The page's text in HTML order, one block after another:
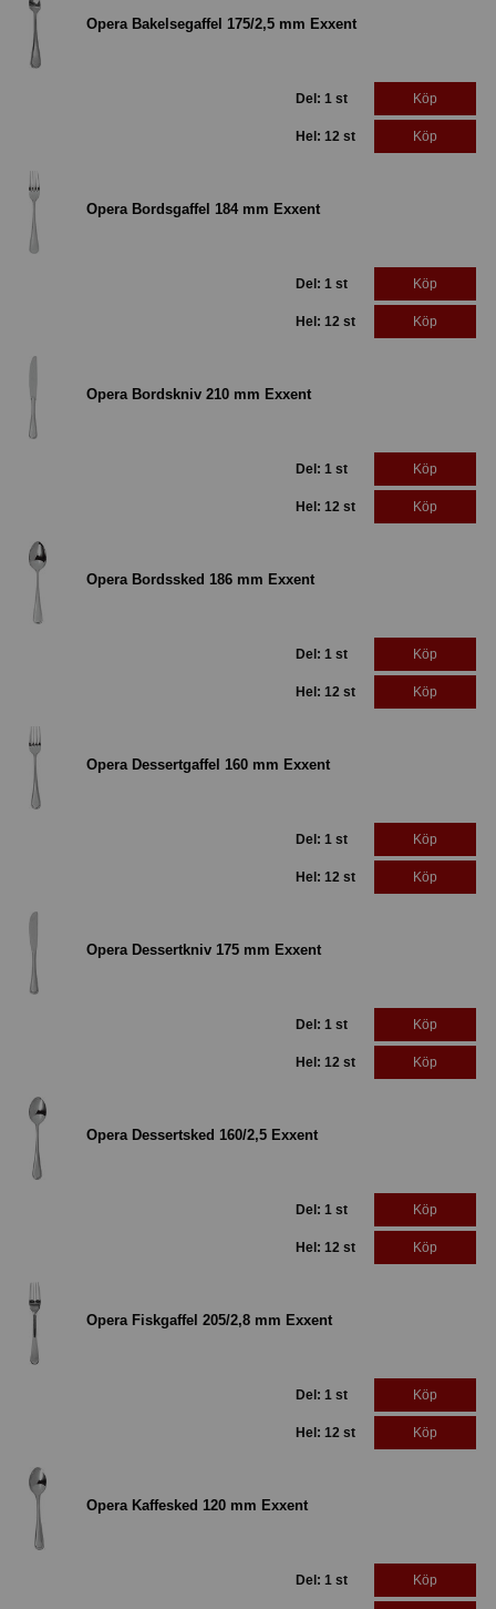
Opera Bakelsegaffel 175/2,5 mm Exxent
Del: 1 st Köp
Hel: 12 st Köp
Opera Bordsgaffel 184 mm Exxent
Del: 1 st Köp
Hel: 12 st Köp
Opera Bordskniv 210 mm Exxent
Del: 1 st Köp
Hel: 12 st Köp
Opera Bordssked 186 mm Exxent
Del: 1 st Köp
Hel: 12 st Köp
Opera Dessertgaffel 160 mm Exxent
Del: 1 st Köp
Hel: 12 st Köp
Opera Dessertkniv 175 mm Exxent
Del: 1 st Köp
Hel: 12 st Köp
Opera Dessertsked 160/2,5 Exxent
Del: 1 st Köp
Hel: 12 st Köp
Opera Fiskgaffel 205/2,8 mm Exxent
Del: 1 st Köp
Hel: 12 st Köp
Opera Kaffesked 120 mm Exxent
Del: 1 st Köp